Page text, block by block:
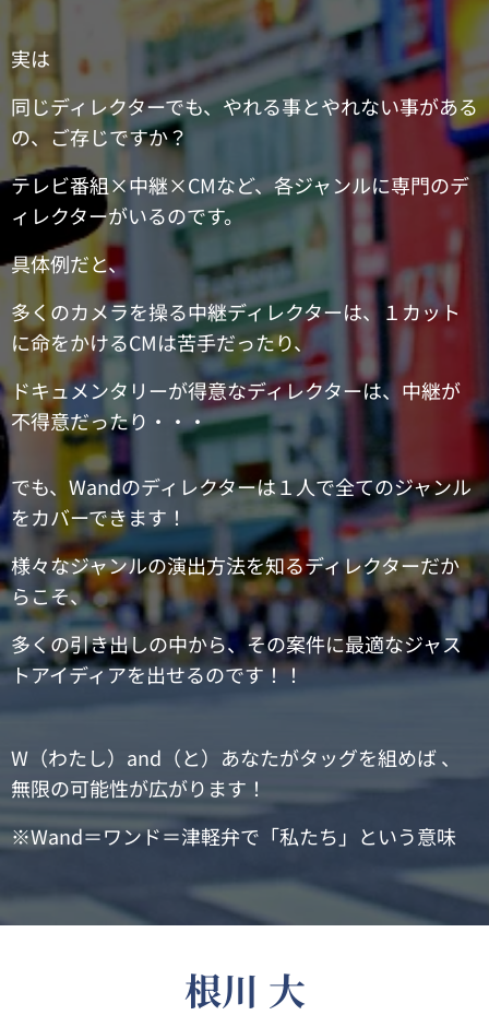
実は
同じディレクターでも、やれる事とやれない事がある
の、ご存じですか？
テレビ番組×中継×CMなど、各ジャンルに専門のデ
ィレクターがいるのです。
具体例だと、
多くのカメラを操る中継ディレクターは、１カット
に命をかけるCMは苦手だったり、
ドキュメンタリーが得意なディレクターは、中継が
不得意だったり・・・
でも、Wandのディレクターは１人で全てのジャンル
をカバーできます！
様々なジャンルの演出方法を知るディレクターだか
らこそ、
多くの引き出しの中から、その案件に最適なジャス
トアイディアを出せるのです！！
W（わたし）and（と）あなたがタッグを組めば 、
無限の可能性が広がります！
※Wand＝ワンド＝津軽弁で「私たち」という意味
根川 大